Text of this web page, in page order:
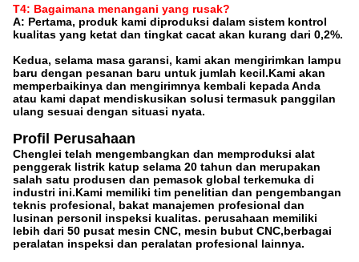
T4: Bagaimana menangani yang rusak?
A: Pertama, produk kami diproduksi dalam sistem kontrol
kualitas yang ketat dan tingkat cacat akan kurang dari 0,2%.
Kedua, selama masa garansi, kami akan mengirimkan lampu
baru dengan pesanan baru untuk jumlah kecil.Kami akan
memperbaikinya dan mengirimnya kembali kepada Anda
atau kami dapat mendiskusikan solusi termasuk panggilan
ulang sesuai dengan situasi nyata.
Profil Perusahaan
Chenglei telah mengembangkan dan memproduksi alat
penggerak listrik katup selama 20 tahun dan merupakan
salah satu produsen dan pemasok global terkemuka di
industri ini.Kami memiliki tim penelitian dan pengembangan
teknis profesional, bakat manajemen profesional dan
lusinan personil inspeksi kualitas. perusahaan memiliki
lebih dari 50 pusat mesin CNC, mesin bubut CNC,berbagai
peralatan inspeksi dan peralatan profesional lainnya.